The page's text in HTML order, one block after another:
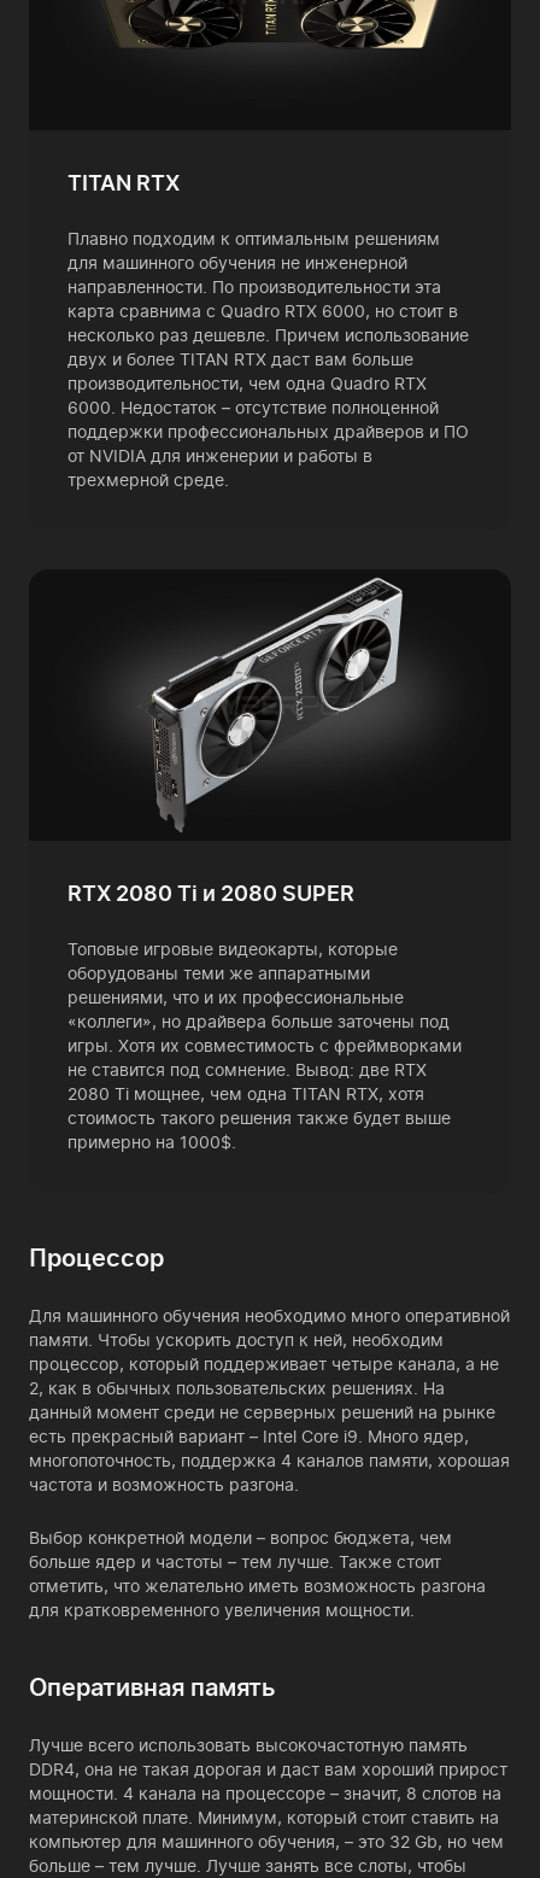
TITAN RTX
Плавно подходим к оптимальным решениям
для машинного обучения не инженерной
направленности. По производительности эта
карта сравнима с Quadro RTX 6000, но стоит в
несколько раз дешевле. Причем использование
двух и более TITAN RTX даст вам больше
производительности, чем одна Quadro RTX
6000. Недостаток – отсутствие полноценной
поддержки профессиональных драйверов и ПО
от NVIDIA для инженерии и работы в
трехмерной среде.
RTX 2080 Ti и 2080 SUPER
Топовые игровые видеокарты, которые
оборудованы теми же аппаратными
решениями, что и их профессиональные
«коллеги», но драйвера больше заточены под
игры. Хотя их совместимость с фреймворками
не ставится под сомнение. Вывод: две RTX
2080 Ti мощнее, чем одна TITAN RTX, хотя
стоимость такого решения также будет выше
примерно на 1000$.
Процессор
Для машинного обучения необходимо много оперативной
памяти. Чтобы ускорить доступ к ней, необходим
процессор, который поддерживает четыре канала, а не
2, как в обычных пользовательских решениях. На
данный момент среди не серверных решений на рынке
есть прекрасный вариант – Intel Core i9. Много ядер,
многопоточность, поддержка 4 каналов памяти, хорошая
частота и возможность разгона.
Выбор конкретной модели – вопрос бюджета, чем
больше ядер и частоты – тем лучше. Также стоит
отметить, что желательно иметь возможность разгона
для кратковременного увеличения мощности.
Оперативная память
Лучше всего использовать высокочастотную память
DDR4, она не такая дорогая и даст вам хороший прирост
мощности. 4 канала на процессоре – значит, 8 слотов на
материнской плате. Минимум, который стоит ставить на
компьютер для машинного обучения, – это 32 Gb, но чем
больше – тем лучше. Лучше занять все слоты, чтобы